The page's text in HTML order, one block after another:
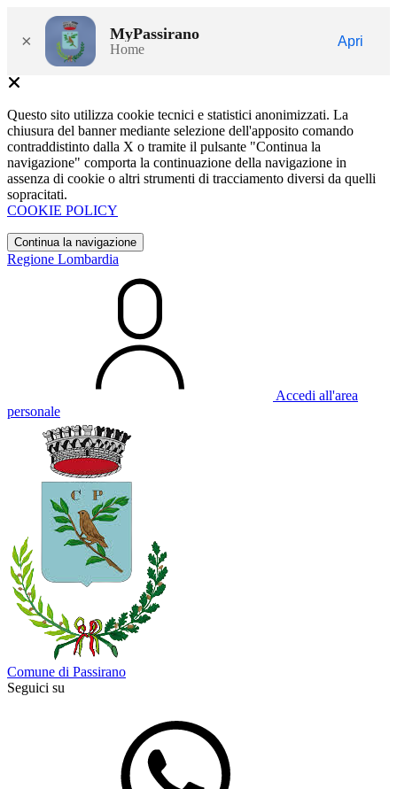
× MyPassirano
Home
Apri
Questo sito utilizza cookie tecnici e statistici anonimizzati. La
chiusura del banner mediante selezione dell'apposito comando
contraddistinto dalla X o tramite il pulsante "Continua la
navigazione" comporta la continuazione della navigazione in
assenza di cookie o altri strumenti di tracciamento diversi da quelli
sopracitati.
COOKIE POLICY
Continua la navigazione
Regione Lombardia
Accedi all'area
personale
Comune di Passirano
Seguici su